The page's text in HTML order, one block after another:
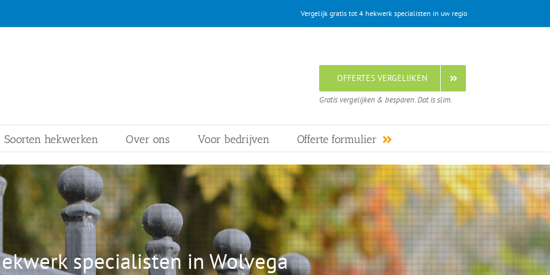
Vergelijk gratis tot 4 hekwerk specialisten in uw regio
OFFERTES VERGELIJKEN
Gratis vergelijken & besparen. Dat is slim.
Soorten hekwerken Over ons Voor bedrijven Offerte formulier
specialisten in Wolvega